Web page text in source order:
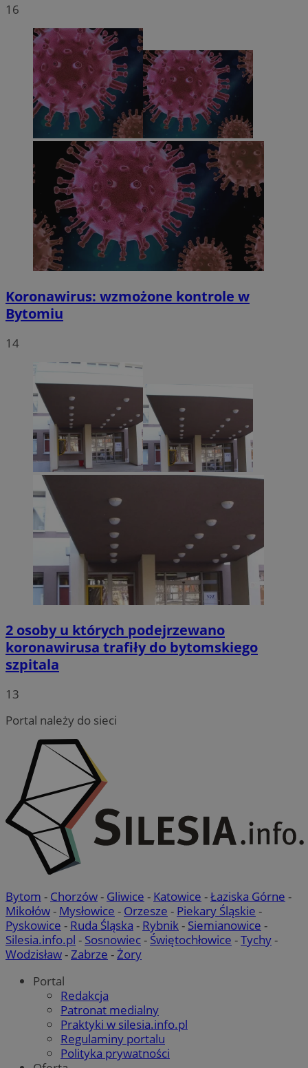
16
Koronawirus: wzmożone kontrole w
Bytomiu
14
2 osoby u których podejrzewano
koronawirusa trafiły do bytomskiego
szpitala
13
Portal należy do sieci
Bytom - Chorzów- Gliwice - Katowice -Łaziska Górne -
Mikołów- Mysłowice - Orzesze - Piekary Śląskie -
Pyskowice - Ruda Śląska - Rybnik- Siemianowice -
Silesia.info.pl - Sosnowiec- Świętochłowice -Tychy-
Wodzisław-Zabrze -Żory
Portal
Redakcja
Patronat medialny
Praktyki w silesia.info.pl
Regulaminy portalu
Polityka prywatności